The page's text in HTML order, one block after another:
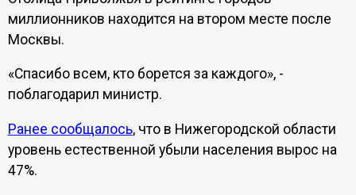
миллионников находится на втором месте после
Москвы.
«Спасибо всем, кто борется за каждого», -
поблагодарил министр.
Ранее сообщалось, что в Нижегородской области
уровень естественной убыли населения вырос на
47%.